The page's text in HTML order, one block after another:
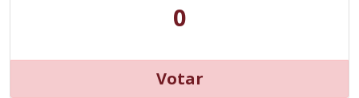
0
Votar